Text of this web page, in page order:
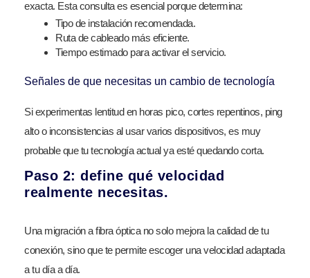
exacta. Esta consulta es esencial porque determina:
Tipo de instalación recomendada.
Ruta de cableado más eficiente.
Tiempo estimado para activar el servicio.
Señales de que necesitas un cambio de tecnología
Si experimentas lentitud en horas pico, cortes repentinos, ping
alto o inconsistencias al usar varios dispositivos, es muy
probable que tu tecnología actual ya esté quedando corta.
Paso 2: define qué velocidad
realmente necesitas.
Una migración a fibra óptica no solo mejora la calidad de tu
conexión, sino que te permite escoger una velocidad adaptada
a tu día a día.